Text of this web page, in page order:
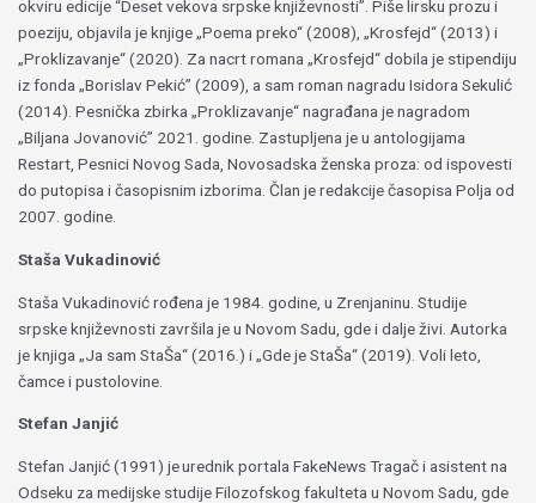
okviru edicije “Deset vekova srpske književnosti”. Piše lirsku prozu i
poeziju, objavila je knjige „Poema preko“ (2008), „Krosfejd“ (2013) i
„Proklizavanje“ (2020). Za nacrt romana „Krosfejd“ dobila je stipendiju
iz fonda „Borislav Pekić” (2009), a sam roman nagradu Isidora Sekulić
(2014). Pesnička zbirka „Proklizavanje“ nagrađana je nagradom
„Biljana Jovanović” 2021. godine. Zastupljena je u antologijama
Restart, Pesnici Novog Sada, Novosadska ženska proza: od ispovesti
do putopisa i časopisnim izborima. Član je redakcije časopisa Polja od
2007. godine.
Staša Vukadinović
Staša Vukadinović rođena je 1984. godine, u Zrenjaninu. Studije
srpske književnosti završila je u Novom Sadu, gde i dalje živi. Autorka
je knjiga „Ja sam StaŠa“ (2016.) i „Gde je StaŠa“ (2019). Voli leto,
čamce i pustolovine.
Stefan Janjić
Stefan Janjić (1991) je urednik portala FakeNews Tragač i asistent na
Odseku za medijske studije Filozofskog fakulteta u Novom Sadu, gde